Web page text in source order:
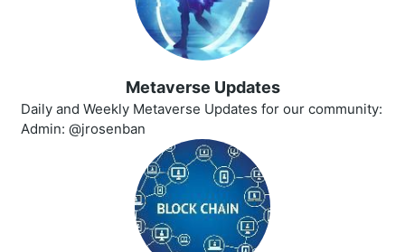
Metaverse Updates
Daily and Weekly Metaverse Updates for our community:
Admin: @jrosenban